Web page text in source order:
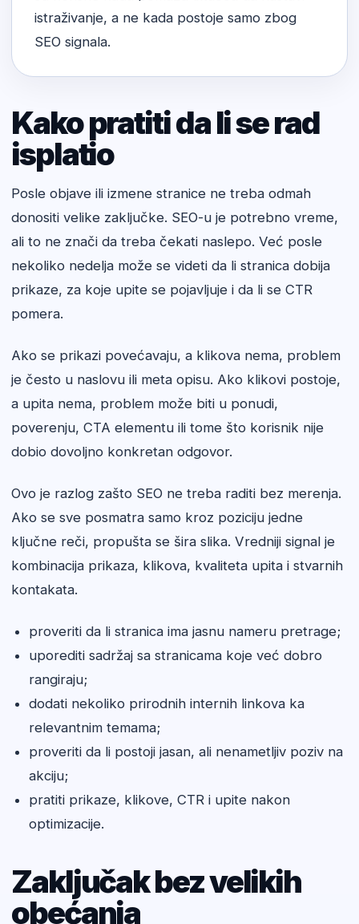
istraživanje, a ne kada postoje samo zbog
SEO signala.
Kako pratiti da li se rad
isplatio
Posle objave ili izmene stranice ne treba odmah
donositi velike zaključke. SEO-u je potrebno vreme,
ali to ne znači da treba čekati naslepo. Već posle
nekoliko nedelja može se videti da li stranica dobija
prikaze, za koje upite se pojavljuje i da li se CTR
pomera.
Ako se prikazi povećavaju, a klikova nema, problem
je često u naslovu ili meta opisu. Ako klikovi postoje,
a upita nema, problem može biti u ponudi,
poverenju, CTA elementu ili tome što korisnik nije
dobio dovoljno konkretan odgovor.
Ovo je razlog zašto SEO ne treba raditi bez merenja.
Ako se sve posmatra samo kroz poziciju jedne
ključne reči, propušta se šira slika. Vredniji signal je
kombinacija prikaza, klikova, kvaliteta upita i stvarnih
kontakata.
proveriti da li stranica ima jasnu nameru pretrage;
uporediti sadržaj sa stranicama koje već dobro
rangiraju;
dodati nekoliko prirodnih internih linkova ka
relevantnim temama;
proveriti da li postoji jasan, ali nenametljiv poziv na
akciju;
pratiti prikaze, klikove, CTR i upite nakon
optimizacije.
Zaključak bez velikih
obećanja